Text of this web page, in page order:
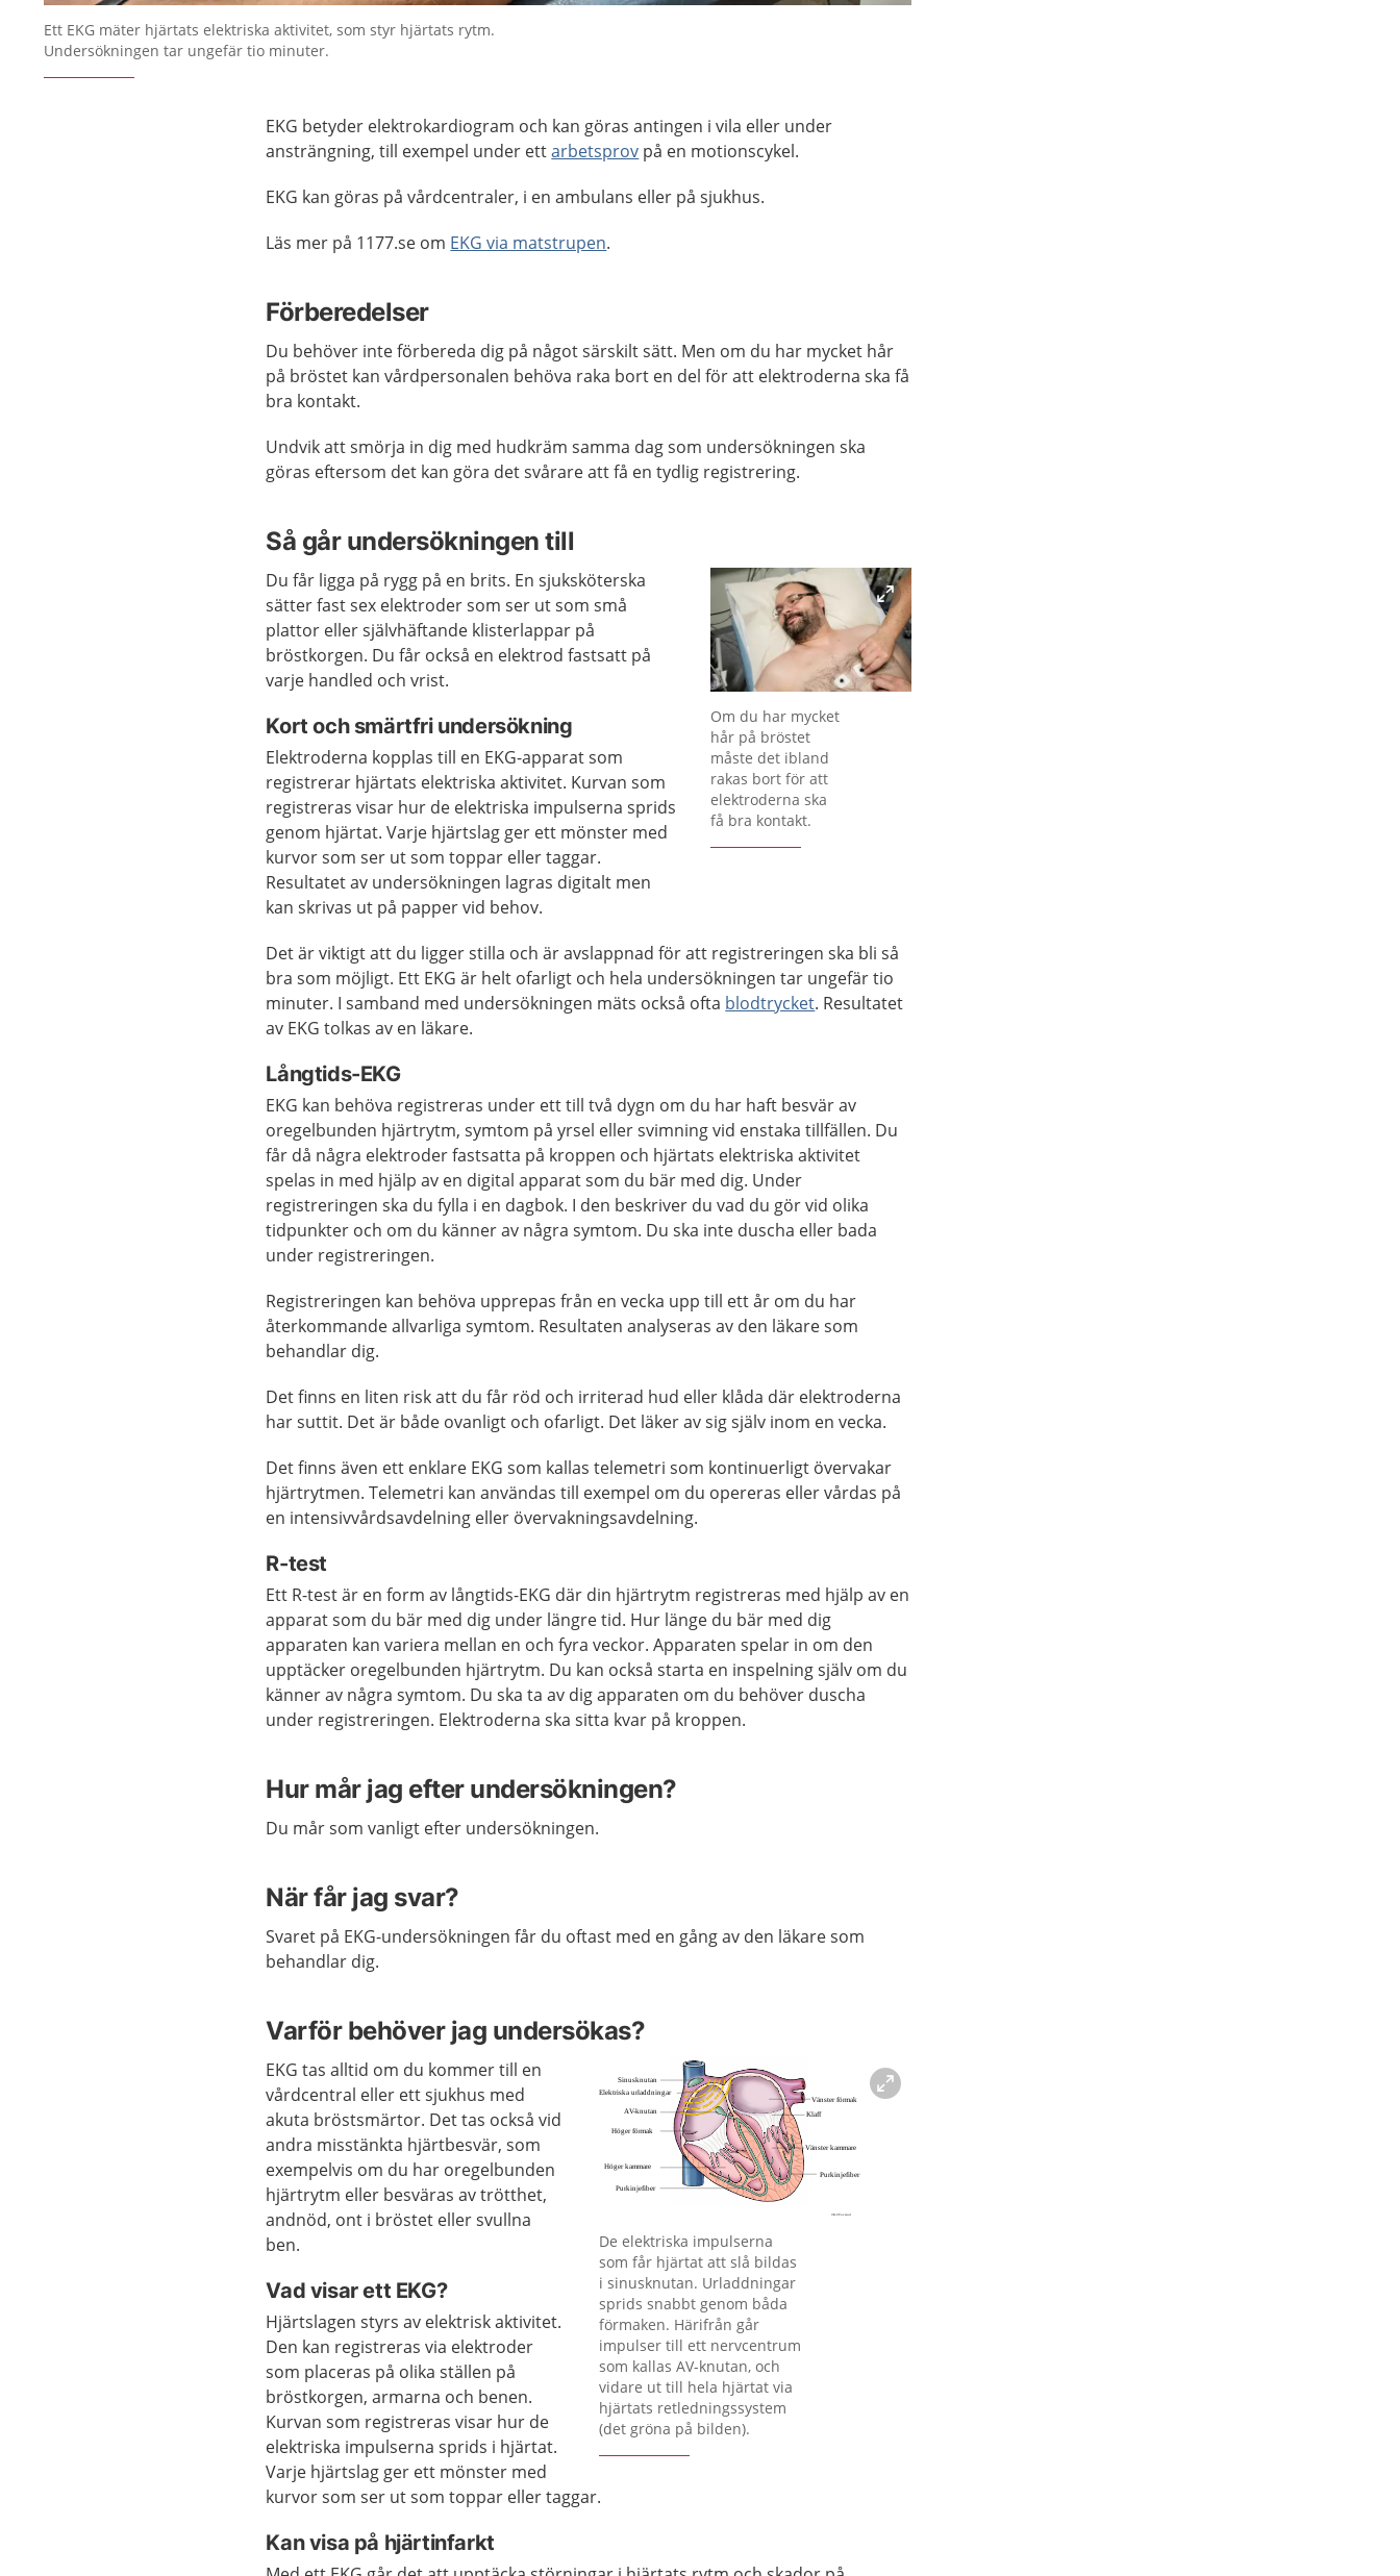
Ett EKG mäter hjärtats elektriska aktivitet, som styr hjärtats rytm.
Undersökningen tar ungefär tio minuter.
EKG betyder elektrokardiogram och kan göras antingen i vila eller under
ansträngning, till exempel under ettarbetsprov på en motionscykel.
EKG kan göras på vårdcentraler, i en ambulans eller på sjukhus.
Läs mer på 1177.se om EKG via matstrupen.
Förberedelser
Du behöver inte förbereda dig på något särskilt sätt. Men om du har mycket hår
på bröstet kan vårdpersonalen behöva raka bort en del för att elektroderna ska få
bra kontakt.
Undvik att smörja in dig med hudkräm samma dag som undersökningen ska
göras eftersom det kan göra det svårare att få en tydlig registrering.
Så går undersökningen till
Förstora bilden
Om du har mycket
hår på bröstet
måste det ibland
rakas bort för att
elektroderna ska
få bra kontakt.
Du får ligga på rygg på en brits. En sjuksköterska
sätter fast sex elektroder som ser ut som små
plattor eller självhäftande klisterlappar på
bröstkorgen. Du får också en elektrod fastsatt på
varje handled och vrist.
Kort och smärtfri undersökning
Elektroderna kopplas till en EKG-apparat som
registrerar hjärtats elektriska aktivitet. Kurvan som
registreras visar hur de elektriska impulserna sprids
genom hjärtat. Varje hjärtslag ger ett mönster med
kurvor som ser ut som toppar eller taggar.
Resultatet av undersökningen lagras digitalt men
kan skrivas ut på papper vid behov.
Det är viktigt att du ligger stilla och är avslappnad för att registreringen ska bli så
bra som möjligt. Ett EKG är helt ofarligt och hela undersökningen tar ungefär tio
minuter. I samband med undersökningen mäts också ofta blodtrycket. Resultatet
av EKG tolkas av en läkare.
Långtids-EKG
EKG kan behöva registreras under ett till två dygn om du har haft besvär av
oregelbunden hjärtrytm, symtom på yrsel eller svimning vid enstaka tillfällen. Du
får då några elektroder fastsatta på kroppen och hjärtats elektriska aktivitet
spelas in med hjälp av en digital apparat som du bär med dig. Under
registreringen ska du fylla i en dagbok. I den beskriver du vad du gör vid olika
tidpunkter och om du känner av några symtom. Du ska inte duscha eller bada
under registreringen.
Registreringen kan behöva upprepas från en vecka upp till ett år om du har
återkommande allvarliga symtom. Resultaten analyseras av den läkare som
behandlar dig.
Det finns en liten risk att du får röd och irriterad hud eller klåda där elektroderna
har suttit. Det är både ovanligt och ofarligt. Det läker av sig själv inom en vecka.
Det finns även ett enklare EKG som kallas telemetri som kontinuerligt övervakar
hjärtrytmen. Telemetri kan användas till exempel om du opereras eller vårdas på
en intensivvårdsavdelning eller övervakningsavdelning.
R-test
Ett R-test är en form av långtids-EKG där din hjärtrytm registreras med hjälp av en
apparat som du bär med dig under längre tid. Hur länge du bär med dig
apparaten kan variera mellan en och fyra veckor. Apparaten spelar in om den
upptäcker oregelbunden hjärtrytm. Du kan också starta en inspelning själv om du
känner av några symtom. Du ska ta av dig apparaten om du behöver duscha
under registreringen. Elektroderna ska sitta kvar på kroppen.
Hur mår jag efter undersökningen?
Du mår som vanligt efter undersökningen.
När får jag svar?
Svaret på EKG-undersökningen får du oftast med en gång av den läkare som
behandlar dig.
Varför behöver jag undersökas?
Förstora bilden
De elektriska impulserna
som får hjärtat att slå bildas
i sinusknutan. Urladdningar
sprids snabbt genom båda
förmaken. Härifrån går
impulser till ett nervcentrum
som kallas AV-knutan, och
vidare ut till hela hjärtat via
hjärtats retledningssystem
(det gröna på bilden).
EKG tas alltid om du kommer till en
vårdcentral eller ett sjukhus med
akuta bröstsmärtor. Det tas också vid
andra misstänkta hjärtbesvär, som
exempelvis om du har oregelbunden
hjärtrytm eller besväras av trötthet,
andnöd, ont i bröstet eller svullna
ben.
Vad visar ett EKG?
Hjärtslagen styrs av elektrisk aktivitet.
Den kan registreras via elektroder
som placeras på olika ställen på
bröstkorgen, armarna och benen.
Kurvan som registreras visar hur de
elektriska impulserna sprids i hjärtat.
Varje hjärtslag ger ett mönster med
kurvor som ser ut som toppar eller taggar.
Kan visa på hjärtinfarkt